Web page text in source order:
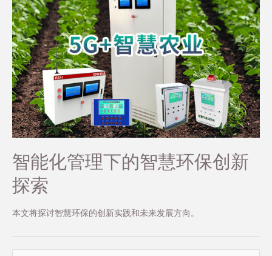
智能化管理下的智慧环保创新
探索
本文将探讨智慧环保的创新实践和未来发展方向。